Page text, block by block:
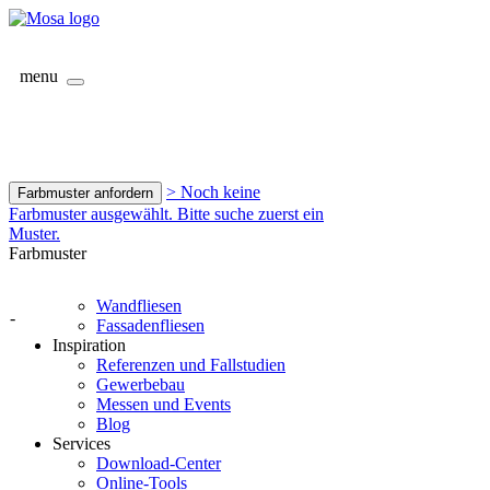
menu
Farbmuster anfordern
> Noch keine
Farbmuster ausgewählt. Bitte suche zuerst ein
Muster.
Farbmuster
-
Wandfliesen
Fassadenfliesen
Inspiration
Referenzen und Fallstudien
Gewerbebau
Messen und Events
Blog
Services
Download-Center
Online-Tools